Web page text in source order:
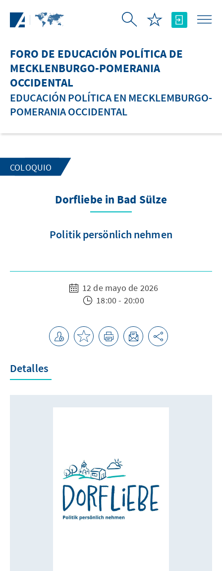
FORO DE EDUCACIÓN POLÍTICA DE
MECKLENBURGO-POMERANIA
OCCIDENTAL
EDUCACIÓN POLÍTICA EN MECKLEMBURGO-
POMERANIA OCCIDENTAL
COLOQUIO
Dorfliebe in Bad Sülze
Politik persönlich nehmen
12 de mayo de 2026
18:00 - 20:00
Detalles